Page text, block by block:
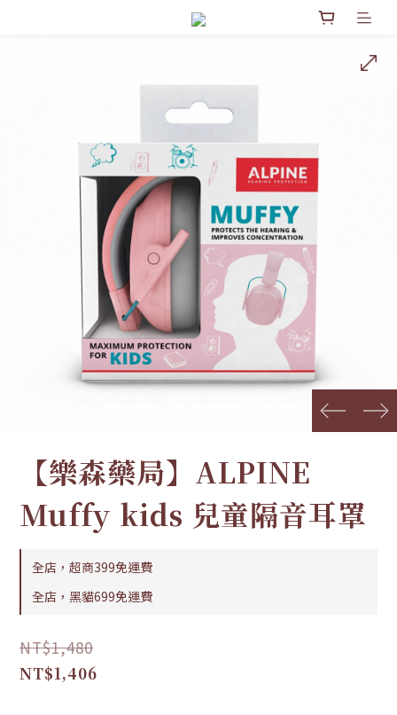
prev next
【樂森藥局】ALPINE
Muffy kids 兒童隔音耳罩
全店，超商399免運費
全店，黑貓699免運費
NT$1,480
NT$1,406